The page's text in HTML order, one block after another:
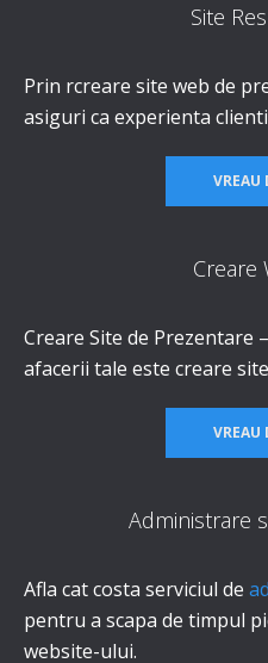
Site
Prin rcreare site web de
asiguri ca experienta
VREAU
Creare
Creare Site de Prezentare
afacerii tale este creare
VREAU
Administrare
Afla cat costa serviciul de
pentru a scapa de timpul
website-ului.